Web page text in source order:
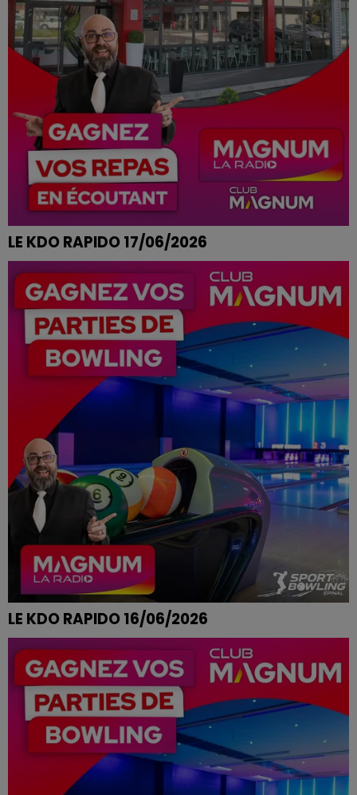
LE KDO RAPIDO 17/06/2026
CÉLINE DE RUPT SUR MOSELLE REMPORTE SON REPAS
AUX MOULINS BLEUS A EPINAL
LE KDO RAPIDO 16/06/2026
CAROLE DE FERDRUPT REMPORTE SES PARTIES DE
BOWLING CHEZ SPORT BOWLING A EPINAL